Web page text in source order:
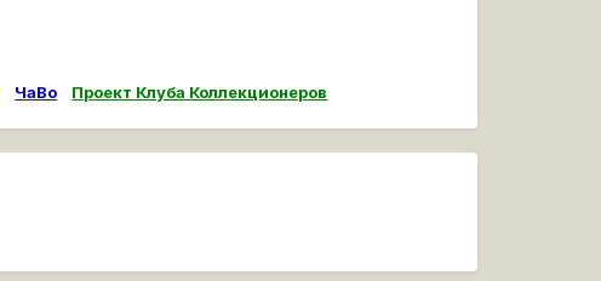
ЧаВо Проект Клуба Коллекционеров